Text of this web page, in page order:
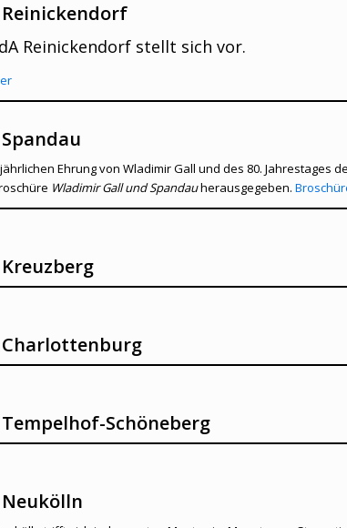
Reinickendorf
Reinickendorf stellt sich vor.
Ehrung von Wladimir Gall und des 80.
Wladimir Gall und Spandauherausgegeben.
Charlottenburg
Tempelhof-Schöneberg
Neukölln